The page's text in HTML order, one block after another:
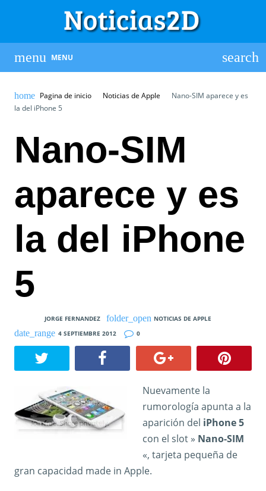
MENU
Pagina de inicio Noticias de Apple
Nano-SIM aparece y es
la del iPhone 5
Nano-SIM
aparece y es
la del iPhone
5
JORGE FERNANDEZ
NOTICIAS DE APPLE
4 SEPTIEMBRE 2012
0
Nuevamente la
rumorología apunta a la
aparición del iPhone 5
con el slot » Nano-SIM
«, tarjeta pequeña de
gran capacidad made in Apple.